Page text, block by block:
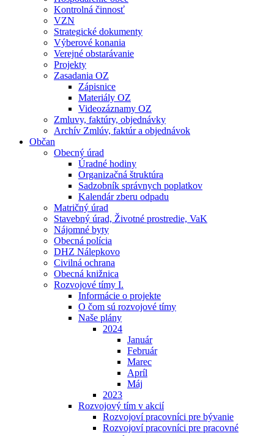
Kontrolná činnosť
VZN
Strategické dokumenty
Výberové konania
Verejné obstarávanie
Projekty
Zasadania OZ
Zápisnice
Materiály OZ
Videozáznamy OZ
Zmluvy, faktúry, objednávky
Archív Zmlúv, faktúr a objednávok
Občan
Obecný úrad
Úradné hodiny
Organizačná štruktúra
Sadzobník správnych poplatkov
Kalendár zberu odpadu
Matričný úrad
Stavebný úrad, Životné prostredie, VaK
Nájomné byty
Obecná polícia
DHZ Nálepkovo
Civilná ochrana
Obecná knižnica
Rozvojové tímy I.
Informácie o projekte
O čom sú rozvojové tímy
Naše plány
2024
Január
Február
Marec
Apríl
Máj
2023
Rozvojový tím v akcií
Rozvojoví pracovníci pre bývanie
Rozvojoví pracovníci pre pracovné